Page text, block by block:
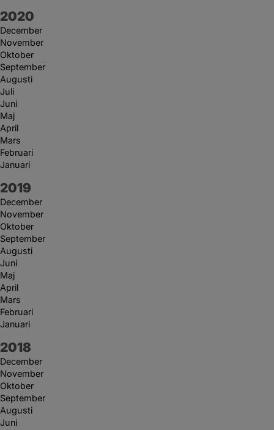
År:
2020
December
November
Oktober
September
Augusti
Juli
Juni
Maj
April
Mars
Februari
Januari
År:
2019
December
November
Oktober
September
Augusti
Juni
Maj
April
Mars
Februari
Januari
År:
2018
December
November
Oktober
September
Augusti
Juni